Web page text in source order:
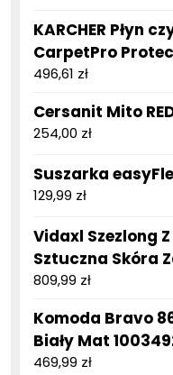
KARCHER Płyn
CarpetPro
496,61 zł
Cersanit Mito
254,00 zł
Suszarka
129,99 zł
Vidaxl Szezlong
Sztuczna Skóra
809,99 zł
Komoda Bravo
Biały Mat
469,99 zł